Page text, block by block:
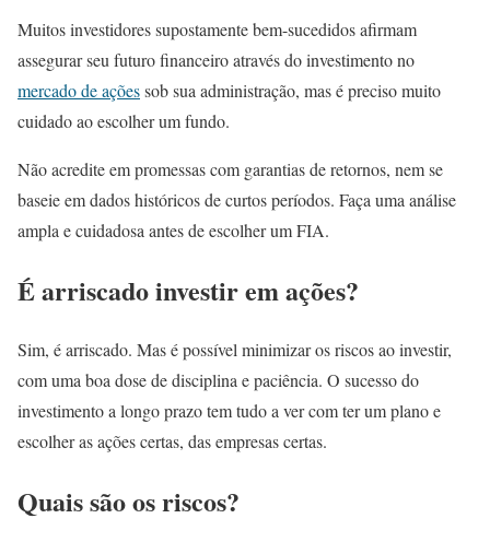
Muitos investidores supostamente bem-sucedidos afirmam
assegurar seu futuro financeiro através do investimento no
mercado de açõessob sua administração, mas é preciso muito
cuidado ao escolher um fundo.
Não acredite em promessas com garantias de retornos, nem se
baseie em dados históricos de curtos períodos. Faça uma análise
ampla e cuidadosa antes de escolher um FIA.
É arriscado investir em ações?
Sim, é arriscado. Mas é possível minimizar os riscos ao investir,
com uma boa dose de disciplina e paciência. O sucesso do
investimento a longo prazo tem tudo a ver com ter um plano e
escolher as ações certas, das empresas certas.
Quais são os riscos?